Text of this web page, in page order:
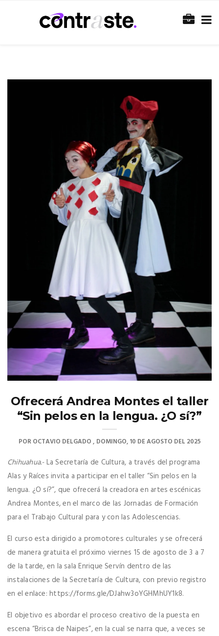
Ofrecerá Andrea Montes el taller
“Sin pelos en la lengua. ¿O sí?”
POROCTAVIO DELGADO DOMINGO, 10 DE AGOSTO DEL 2025
Chihuahua.-La Secretaría de Cultura, a través del programa
Alas y Raíces invita a participar en el taller “Sin pelos en la
lengua. ¿O sí?”, que ofrecerá la creadora en artes escénicas
Andrea Montes, en el marco de las Jornadas de Formación
para el Trabajo Cultural para y con las Adolescencias.
El curso esta dirigido a promotores culturales y se ofrecerá
de manera gratuita el próximo viernes 15 de agosto de 3 a 7
de la tarde, en la sala Enrique Servín dentro de las
instalaciones de la Secretaría de Cultura, con previo registro
en el enlace: https://forms.gle/DJahw3oYGHMhUY1k8.
El objetivo es abordar el proceso creativo de la puesta en
escena “Brisca de Naipes”, en la cual se narra que, a veces se